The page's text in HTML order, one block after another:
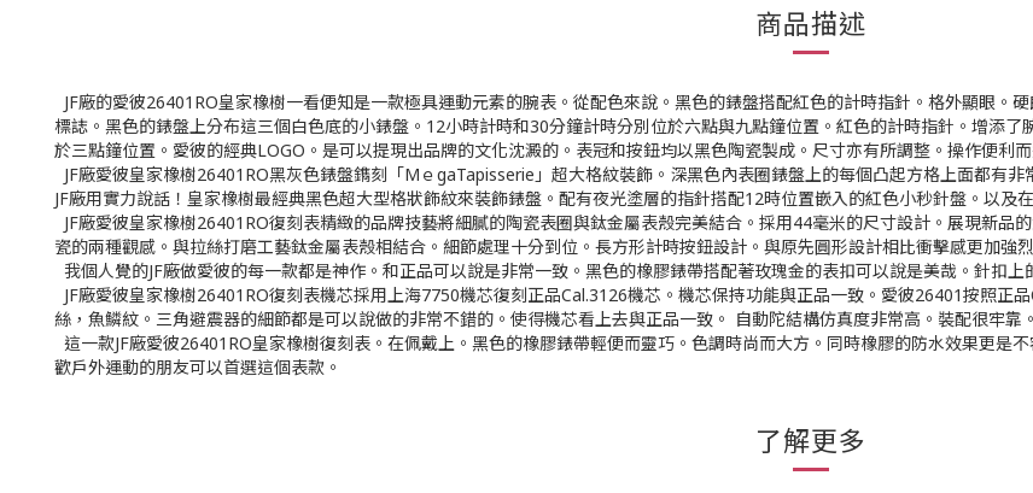
商品描述
JF廠的愛彼26401RO皇家橡樹一看便知是一款極具運動元素的腕表。從配色來說。黑色的錶盤搭配紅色的計時指針。格外顯眼。
標誌。黑色的錶盤上分布這三個白色底的小錶盤。12小時計時和30分鐘計時分別位於六點與九點鐘位置。紅色的計時指針。增添
於三點鐘位置。愛彼的經典LOGO。是可以提現出品牌的文化沈澱的。表冠和按鈕均以黑色陶瓷製成。尺寸亦有所調整。操作便利而
JF廠愛彼皇家橡樹26401RO黑灰色錶盤鐫刻「MｅgaTapisserie」超大格紋裝飾。深黑色內表圈錶盤上的每個凸起方格上面都有
JF廠用實力說話！皇家橡樹最經典黑色超大型格狀飾紋來裝飾錶盤。配有夜光塗層的指針搭配12時位置嵌入的紅色小秒針盤。以及
JF廠愛彼皇家橡樹26401RO復刻表精緻的品牌技藝將細膩的陶瓷表圈與鈦金屬表殼完美結合。採用44毫米的尺寸設計。展現新
瓷的兩種觀感。與拉絲打磨工藝鈦金屬表殼相結合。細節處理十分到位。長方形計時按鈕設計。與原先圓形設計相比衝擊感更加強
我個人覺的JF廠做愛彼的每一款都是神作。和正品可以說是非常一致。黑色的橡膠錶帶搭配著玫瑰金的表扣可以說是美哉。針扣上
JF廠愛彼皇家橡樹26401RO復刻表機芯採用上海7750機芯復刻正品Cal.3126機芯。機芯保持功能與正品一致。愛彼26401按照正
絲，魚鱗紋。三角避震器的細節都是可以說做的非常不錯的。使得機芯看上去與正品一致。 自動陀結構仿真度非常高。裝配很牢靠
這一款JF廠愛彼26401RO皇家橡樹復刻表。在佩戴上。黑色的橡膠錶帶輕便而靈巧。色調時尚而大方。同時橡膠的防水效果更是
歡戶外運動的朋友可以首選這個表款。
了解更多